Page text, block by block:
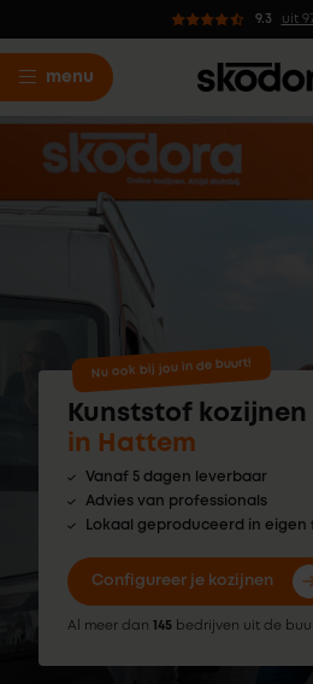
9.3 uit
menu
Nu ook bij jou in de buurt!
Kunststof kozijnen
in Hattem
Vanaf 5 dagen leverbaar
Advies van professionals
Lokaal geproduceerd in eigen
Configureer je kozijnen
Al meer dan 145 bedrijven uit de